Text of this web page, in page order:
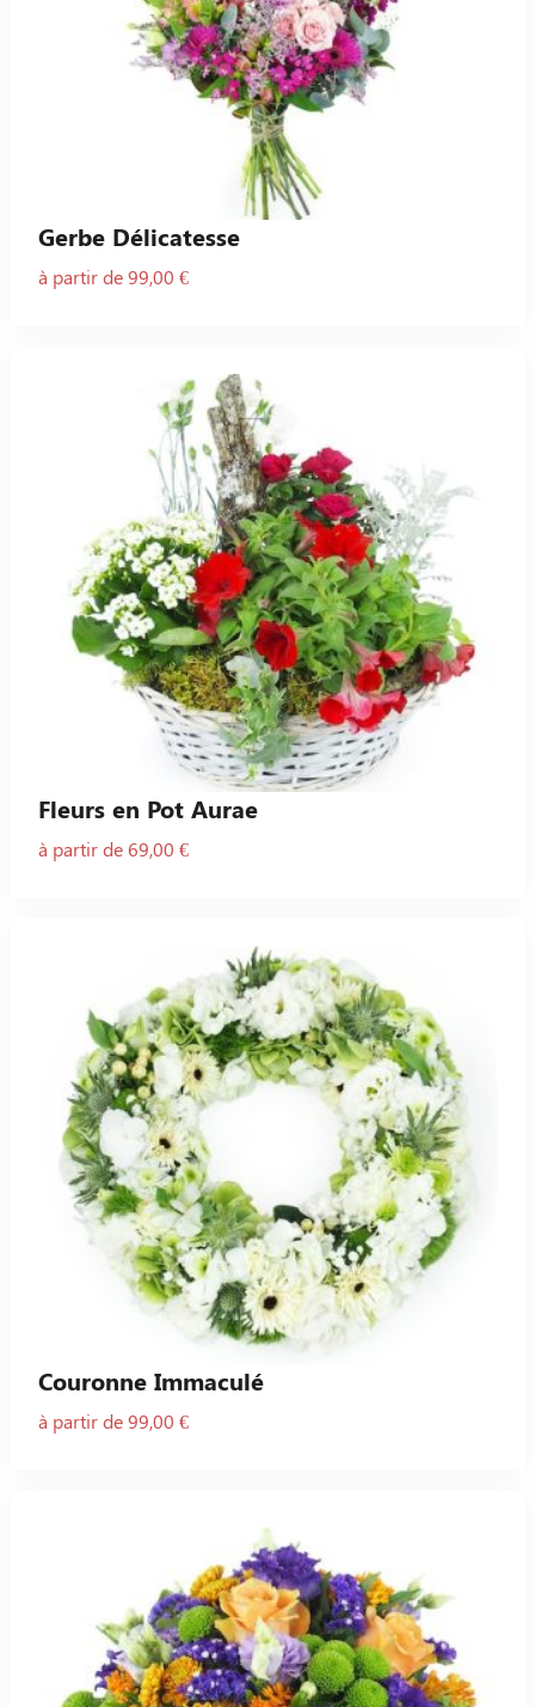
Gerbe Délicatesse
à partir de 99,00 €
Fleurs en Pot Aurae
à partir de 69,00 €
Couronne Immaculé
à partir de 99,00 €